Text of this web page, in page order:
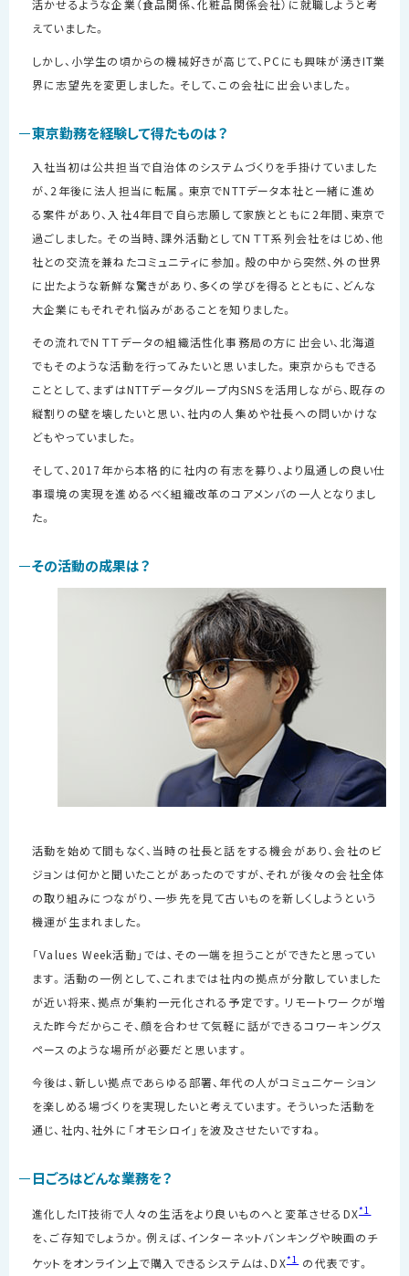
活かせるような企業（食品関係、化粧品関係会社）に就職しようと考
えていました。
しかし、小学生の頃からの機械好きが高じて、PCにも興味が湧きIT業
界に志望先を変更しました。そして、この会社に出会いました。
東京勤務を経験して得たものは？
入社当初は公共担当で自治体のシステムづくりを手掛けていました
が、 2 年後に法人担当に転属。東京でNTTデータ本社と一緒に進め
る案件があり、入社4年目で自ら志願して家族とともに 2年間、東京で
過ごしました。その当時、課外活動としてＮＴＴ系列会社をはじめ、他
社との交流を兼ねたコミュニティに参加。殻の中から突然、外の世界
に出たような新鮮な驚きがあり、多くの学びを得るとともに、どんな
大企業にもそれぞれ悩みがあることを知りました。
その流れでＮＴＴデータの組織活性化事務局の方に出会い、北海道
でもそのような活動を行ってみたいと思いました。東京からもできる
こととして、まずはNTTデータグループ内SNSを活用しながら、既存の
縦割りの壁を壊したいと思い、社内の人集めや社長への問いかけな
どもやっていました。
そして、 2017年から本格的に社内の有志を募り、より風通しの良い仕
事環境の実現を進めるべく組織改革のコアメンバの一人となりまし
た。
その活動の成果は？
活動を始めて間もなく、当時の社長と話をする機会があり、会社のビ
ジョンは何かと聞いたことがあったのですが、それが後々の会社全体
の取り組みにつながり、一歩先を見て古いものを新しくしようという
機運が生まれました。
「Values Week活動」では、その一端を担うことができたと思ってい
ます。活動の一例として、これまでは社内の拠点が分散していました
が近い将来、拠点が集約一元化される予定です。リモートワークが増
えた昨今だからこそ、顔を合わせて気軽に話ができるコワーキングス
ペースのような場所が必要だと思います。
今後は、新しい拠点であらゆる部署、年代の人がコミュニケーション
を楽しめる場づくりを実現したいと考えています。そういった活動を
通じ、社内、社外に「オモシロイ」を波及させたいですね。
日ごろはどんな業務を？
進化したIT技術で人々の生活をより良いものへと変革させる DX*1
を、ご存知でしょうか。例えば、インターネットバンキングや映画のチ
ケットをオンライン上で購入できるシステムは、DX*1 の代表です。